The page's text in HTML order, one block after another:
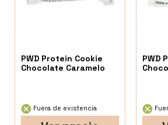
PWD Protein Cookie
Chocolate Caramelo
Fuera de existencia
PWD